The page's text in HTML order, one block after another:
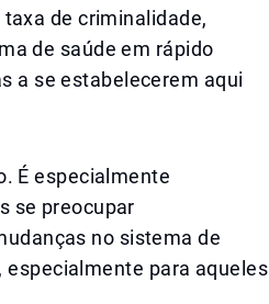
de criminalidade,
de saúde em rápido
a se estabelecerem aqui
É especialmente
se preocupar
no sistema de
para aqueles